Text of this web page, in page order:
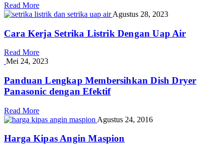
Read More
Agustus 28, 2023
Cara Kerja Setrika Listrik Dengan Uap Air
Read More
Mei 24, 2023
Panduan Lengkap Membersihkan Dish Dryer
Panasonic dengan Efektif
Read More
Agustus 24, 2016
Harga Kipas Angin Maspion